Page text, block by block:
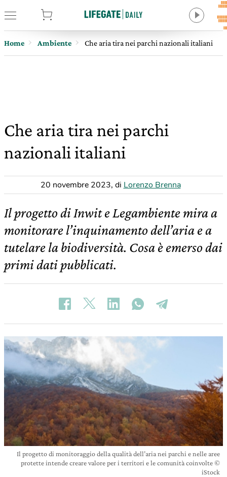
Home Ambiente Che aria tira nei parchi nazionali italiani
Che aria tira nei parchi
nazionali italiani
20 novembre 2023, di Lorenzo Brenna
Il progetto di Inwit e Legambiente mira a
monitorare l’inquinamento dell’aria e a
tutelare la biodiversità. Cosa è emerso dai
primi dati pubblicati.
Il progetto di monitoraggio della qualità dell’aria nei parchi e nelle aree
protette intende creare valore per i territori e le comunità coinvolte ©
iStock